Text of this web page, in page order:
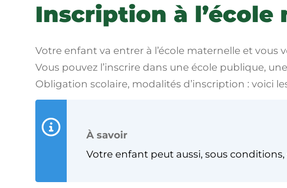
Inscription à l’école
Votre enfant va entrer à l’école maternelle et
Vous pouvez l’inscrire dans une école publique,
Obligation scolaire, modalités d’inscription : voici
À savoir
Votre enfant peut aussi, sous conditions,